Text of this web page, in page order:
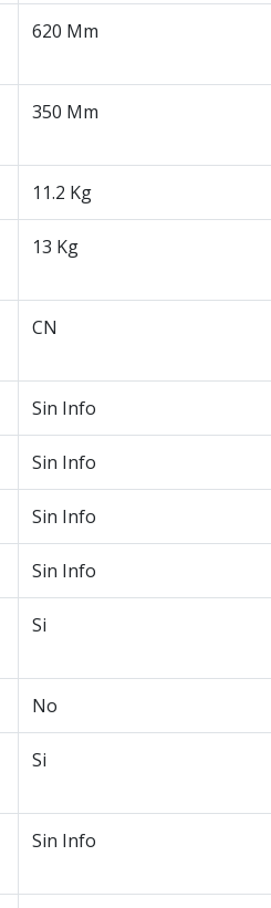
620 Mm
350 Mm
11.2 Kg
13 Kg
CN
Sin Info
Sin Info
Sin Info
Sin Info
Si
No
Si
Sin Info